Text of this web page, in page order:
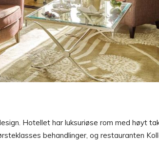
Hotellet har luksuriøse rom med høyt
behandlinger, og restauranten